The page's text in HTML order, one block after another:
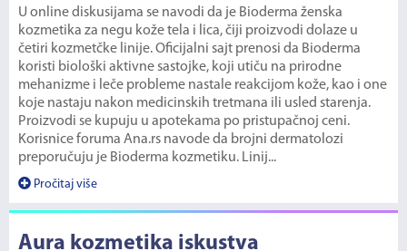
U online diskusijama se navodi da je Bioderma ženska
kozmetika za negu kože tela i lica, čiji proizvodi dolaze u
četiri kozmetčke linije. Oficijalni sajt prenosi da Bioderma
koristi biološki aktivne sastojke, koji utiču na prirodne
mehanizme i leče probleme nastale reakcijom kože, kao i one
koje nastaju nakon medicinskih tretmana ili usled starenja.
Proizvodi se kupuju u apotekama po pristupačnoj ceni.
Korisnice foruma Ana.rs navode da brojni dermatolozi
preporučuju je Bioderma kozmetiku. Linij...
Pročitaj više
Aura kozmetika iskustva